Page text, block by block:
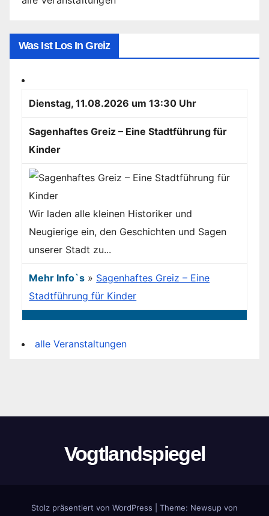
Was Ist Los In Greiz
Dienstag, 11.08.2026 um 13:30 Uhr
Sagenhaftes Greiz – Eine Stadtführung für
Kinder
Wir laden alle kleinen Historiker und
Neugierige ein, den Geschichten und Sagen
unserer Stadt zu...
Mehr Info`s » Sagenhaftes Greiz – Eine
Stadtführung für Kinder
alle Veranstaltungen
Vogtlandspiegel
Stolz präsentiert von WordPress Theme: Newsup von